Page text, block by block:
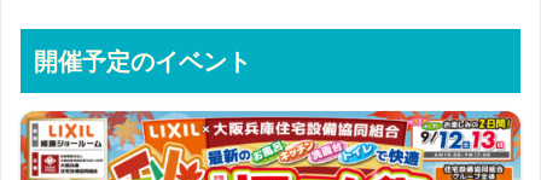
開催予定のイベント